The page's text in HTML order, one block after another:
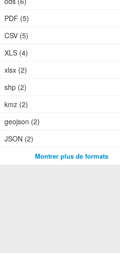
PDF (5)
CSV (5)
XLS (4)
xlsx (2)
shp (2)
kmz (2)
geojson (2)
JSON (2)
Montrer plus de formats